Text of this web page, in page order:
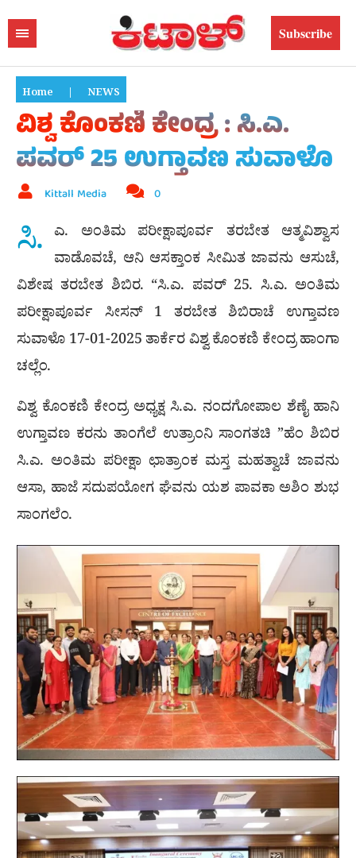
Subscribe
Home | NEWS
ವಿಶ್ವ ಕೊಂಕಣಿ ಕೇಂದ್ರ : ಸಿ.ಎ.
ಪವರ್ 25 ಉಗ್ತಾವಣ ಸುವಾಳೊ
Kittall Media 0
ಸಿ. ಎ. ಅಂತಿಮ ಪರೀಕ್ಷಾಪೂರ್ವ ತರಬೇತ ಆತ್ಮವಿಶ್ವಾಸ
ವಾಡೊವಚೆ, ಆನಿ ಆಸಕ್ತಾಂಕ ಸೀಮಿತ ಜಾವನು ಆಸುಚೆ,
ವಿಶೇಷ ತರಬೇತ ಶಿಬಿರ. “ಸಿ.ಎ. ಪವರ್ 25. ಸಿ.ಎ. ಅಂತಿಮ
ಪರೀಕ್ಷಾಪೂರ್ವ ಸೀಸನ್ 1 ತರಬೇತ ಶಿಬಿರಾಚೆ ಉಗ್ತಾವಣ
ಸುವಾಳೊ 17-01-2025 ತಾರ್ಕೆರ ವಿಶ್ವ ಕೊಂಕಣಿ ಕೇಂದ್ರ ಹಾಂಗಾ
ಚಲ್ಲೆಂ.
ವಿಶ್ವ ಕೊಂಕಣಿ ಕೇಂದ್ರ ಅಧ್ಯಕ್ಷ ಸಿ.ಎ. ನಂದಗೋಪಾಲ ಶೆಣೈ ಹಾನಿ
ಉಗ್ತಾವಣ ಕರನು ತಾಂಗೆಲೆ ಉತ್ರಾಂನಿ ಸಾಂಗತಚಿ ”ಹೆಂ ಶಿಬಿರ
ಸಿ.ಎ. ಅಂತಿಮ ಪರೀಕ್ಷಾ ಛಾತ್ರಾಂಕ ಮಸ್ತ ಮಹತ್ವಾಚೆ ಜಾವನು
ಆಸಾ, ಹಾಜೆ ಸದುಪಯೋಗ ಘೆವನು ಯಶ ಪಾವಕಾ ಅಶಿಂ ಶುಭ
ಸಾಂಗಲೆಂ.